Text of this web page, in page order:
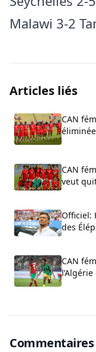
Malawi 3-2
Articles liés
CAN
CAN
veut
Officiel:
des
CAN
Commentaires